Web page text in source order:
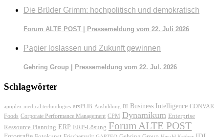
Die Brüder Grimm: hochpolitisch und demokratisch
Forum ALTE POST | Pressemeldung vom 22. Juli 2026
Papier loslassen und Zukunft gewinnen
Gehring Group | Pressemeldung vom 22. Jul. 2026
Schlagwörter
apoplex medical technologies arsPUB Ausbildung BI Business Intelligence CONVAR
Foods Corporate Performance Management CPM Dynamikum Enterprise
Ressource Planning ERP ERP-Lösung Forum ALTE POST